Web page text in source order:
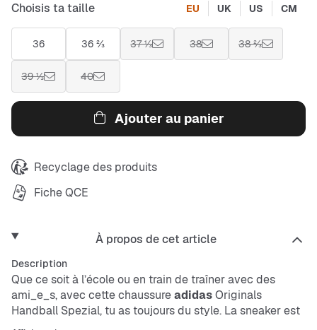
Choisis ta taille EU UK US CM
36 36 ⅔ 37 ⅓ 38 38 ⅔
39 ⅓ 40
Ajouter au panier
Recyclage des produits
Fiche QCE
À propos de cet article
Description
Que ce soit à l’école ou en train de traîner avec des
ami_e_s, avec cette chaussureadidasOriginals
Handball Spezial, tu as toujours du style. La sneaker est
sortie en 1979 et dans cette version pour enfants et ados,